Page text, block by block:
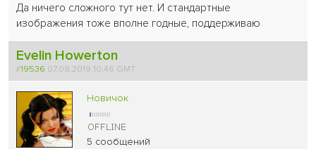
Да ничего сложного тут нет. И стандартные
изображения тоже вполне годные, поддерживаю
Evelin Howerton
#19536 07.08.2019 10:46 GMT
Новичок
5 сообщений